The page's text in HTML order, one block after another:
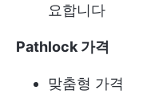
요합니다
Pathlock 가격
맞춤형 가격